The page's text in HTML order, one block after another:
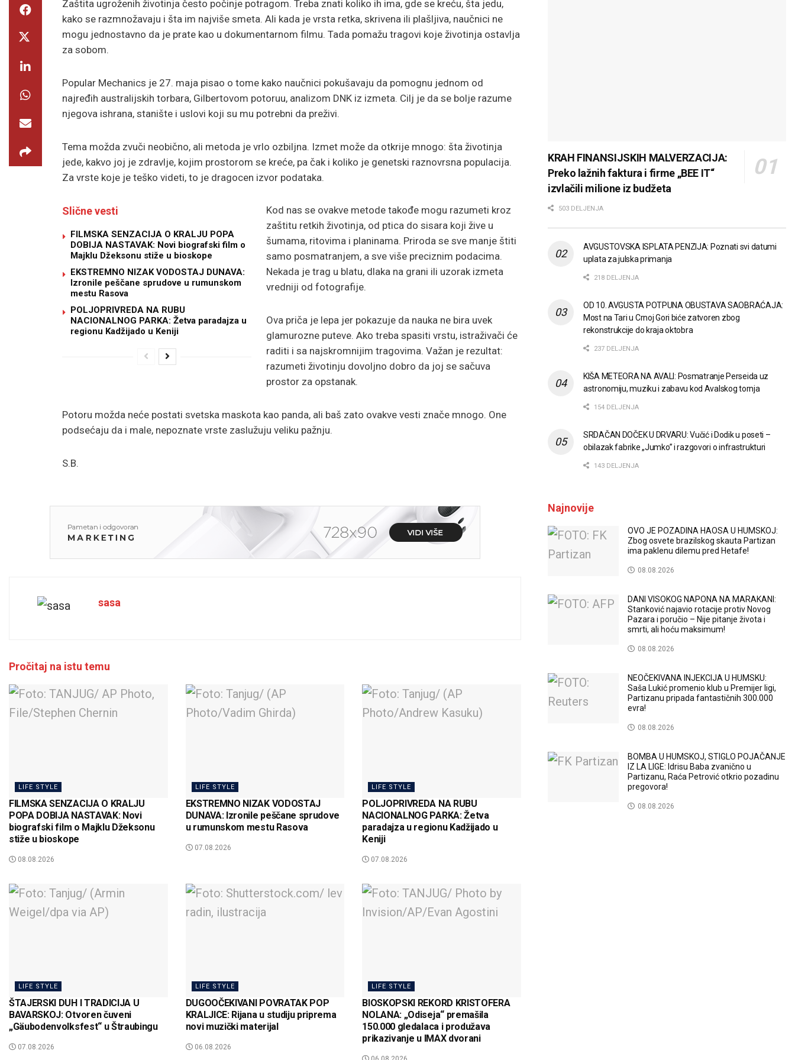
Zaštita ugroženih životinja često počinje potragom. Treba znati koliko ih ima, gde se kreću, šta jedu,
kako se razmnožavaju i šta im najviše smeta. Ali kada je vrsta retka, skrivena ili plašljiva, naučnici ne
mogu jednostavno da je prate kao u dokumentarnom filmu. Tada pomažu tragovi koje životinja ostavlja
za sobom.
Popular Mechanics je 27. maja pisao o tome kako naučnici pokušavaju da pomognu jednom od
najređih australijskih torbara, Gilbertovom potoruu, analizom DNK iz izmeta. Cilj je da se bolje razume
njegova ishrana, stanište i uslovi koji su mu potrebni da preživi.
Tema možda zvuči neobično, ali metoda je vrlo ozbiljna. Izmet može da otkrije mnogo: šta životinja
jede, kakvo joj je zdravlje, kojim prostorom se kreće, pa čak i koliko je genetski raznovrsna populacija.
Za vrste koje je teško videti, to je dragocen izvor podataka.
Slične vesti
FILMSKA SENZACIJA O KRALJU POPA
DOBIJA NASTAVAK: Novi biografski film o
Majklu Džeksonu stiže u bioskope
EKSTREMNO NIZAK VODOSTAJ DUNAVA:
Izronile peščane sprudove u rumunskom
mestu Rasova
POLJOPRIVREDA NA RUBU
NACIONALNOG PARKA: Žetva paradajza u
regionu Kadžijado u Keniji
Kod nas se ovakve metode takođe mogu razumeti kroz
zaštitu retkih životinja, od ptica do sisara koji žive u
šumama, ritovima i planinama. Priroda se sve manje štiti
samo posmatranjem, a sve više preciznim podacima.
Nekada je trag u blatu, dlaka na grani ili uzorak izmeta
vredniji od fotografije.
Ova priča je lepa jer pokazuje da nauka ne bira uvek
glamurozne puteve. Ako treba spasiti vrstu, istraživači će
raditi i sa najskromnijim tragovima. Važan je rezultat:
razumeti životinju dovoljno dobro da joj se sačuva
prostor za opstanak.
Potoru možda neće postati svetska maskota kao panda, ali baš zato ovakve vesti znače mnogo. One
podsećaju da i male, nepoznate vrste zaslužuju veliku pažnju.
S.B.
sasa
Pročitaj na istu temu
LIFE STYLE
FILMSKA SENZACIJA O KRALJU
POPA DOBIJA NASTAVAK: Novi
biografski film o Majklu Džeksonu
stiže u bioskope
08.08.2026
LIFE STYLE
EKSTREMNO NIZAK VODOSTAJ
DUNAVA: Izronile peščane sprudove
u rumunskom mestu Rasova
07.08.2026
LIFE STYLE
POLJOPRIVREDA NA RUBU
NACIONALNOG PARKA: Žetva
paradajza u regionu Kadžijado u
Keniji
07.08.2026
LIFE STYLE
ŠTAJERSKI DUH I TRADICIJA U
BAVARSKOJ: Otvoren čuveni
„Gäubodenvolksfest“ u Štraubingu
07.08.2026
LIFE STYLE
DUGOOČEKIVANI POVRATAK POP
KRALJICE: Rijana u studiju priprema
novi muzički materijal
06.08.2026
LIFE STYLE
BIOSKOPSKI REKORD KRISTOFERA
NOLANA: „Odiseja“ premašila
150.000 gledalaca i produžava
prikazivanje u IMAX dvorani
KRAH FINANSIJSKIH MALVERZACIJA:
Preko lažnih faktura i firme „BEE IT“
izvlačili milione iz budžeta
503 DELJENJA
AVGUSTOVSKA ISPLATA PENZIJA: Poznati svi datumi
uplata za julska primanja
218 DELJENJA
OD 10. AVGUSTA POTPUNA OBUSTAVA SAOBRAĆAJA:
Most na Tari u Crnoj Gori biće zatvoren zbog
rekonstrukcije do kraja oktobra
237 DELJENJA
KIŠA METEORA NA AVALI: Posmatranje Perseida uz
astronomiju, muziku i zabavu kod Avalskog tornja
154 DELJENJA
SRDAČAN DOČEK U DRVARU: Vučić i Dodik u poseti –
obilazak fabrike „Jumko” i razgovori o infrastrukturi
143 DELJENJA
Najnovije
OVO JE POZADINA HAOSA U HUMSKOJ:
Zbog osvete brazilskog skauta Partizan
ima paklenu dilemu pred Hetafe!
08.08.2026
DANI VISOKOG NAPONA NA MARAKANI:
Stanković najavio rotacije protiv Novog
Pazara i poručio – Nije pitanje života i
smrti, ali hoću maksimum!
08.08.2026
NEOČEKIVANA INJEKCIJA U HUMSKU:
Saša Lukić promenio klub u Premijer ligi,
Partizanu pripada fantastičnih 300.000
evra!
08.08.2026
BOMBA U HUMSKOJ, STIGLO POJAČANJE
IZ LA LIGE: Idrisu Baba zvanično u
Partizanu, Raća Petrović otkrio pozadinu
pregovora!
08.08.2026